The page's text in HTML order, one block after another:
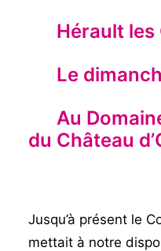
Hérault les
Le
Au
du Château
Jusqu’à présent le
mettait à notre